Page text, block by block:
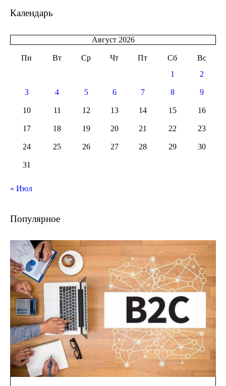
Календарь
Август 2026
Пн Вт Ср Чт Пт Сб
Вс
1
2
3 4 5 6 7 8 9
10 11 12 13 14 15 16
17 18 19 20 21 22 23
24 25 26 27 28 29 30
31
« Июл
Популярное